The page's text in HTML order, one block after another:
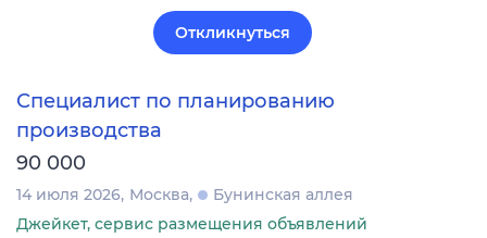
Откликнуться
Специалист по планированию
производства
90 000
14 июля 2026 Москва
Бунинская аллея
Джейкет, сервис размещения объявлений